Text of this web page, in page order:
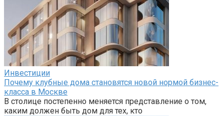
Инвестиции
Почему клубные дома становятся новой нормой бизнес-
класса в Москве
В столице постепенно меняется представление о том,
каким должен быть дом для тех, кто